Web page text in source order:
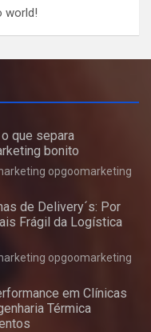
world!
que separa
bonito
opgoomarketing
de Delivery´s: Por
Frágil da Logística
opgoomarketing
em Clínicas
Térmica